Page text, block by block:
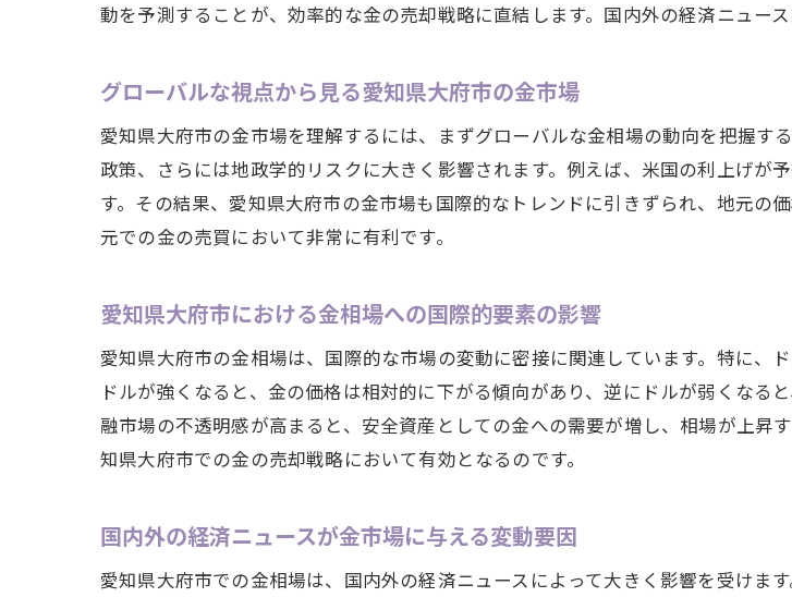
動を予測することが、効率的な金の売却戦略に直結します。国内外の経済ニュー
グローバルな視点から見る愛知県大府市の金市場
愛知県大府市の金市場を理解するには、まずグローバルな金相場の動向を把握す
政策、さらには地政学的リスクに大きく影響されます。例えば、米国の利上げが
す。その結果、愛知県大府市の金市場も国際的なトレンドに引きずられ、地元の
元での金の売買において非常に有利です。
愛知県大府市における金相場への国際的要素の影響
愛知県大府市の金相場は、国際的な市場の変動に密接に関連しています。特に、
ドルが強くなると、金の価格は相対的に下がる傾向があり、逆にドルが弱くなる
融市場の不透明感が高まると、安全資産としての金への需要が増し、相場が上昇
知県大府市での金の売却戦略において有効となるのです。
国内外の経済ニュースが金市場に与える変動要因
愛知県大府市での金相場は、国内外の経済ニュースによって大きく影響を受けま